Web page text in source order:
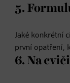
5.
Jaké konkrétní
první opatření,
6. Na